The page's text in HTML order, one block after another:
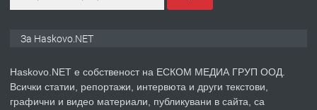
преди 5 дни
За Haskovo.NET
Haskovo.NET е собственост на ЕСКОМ МЕДИА ГРУП ООД.
Всички статии, репортажи, интервюта и други текстови,
графични и видео материали, публикувани в сайта, са